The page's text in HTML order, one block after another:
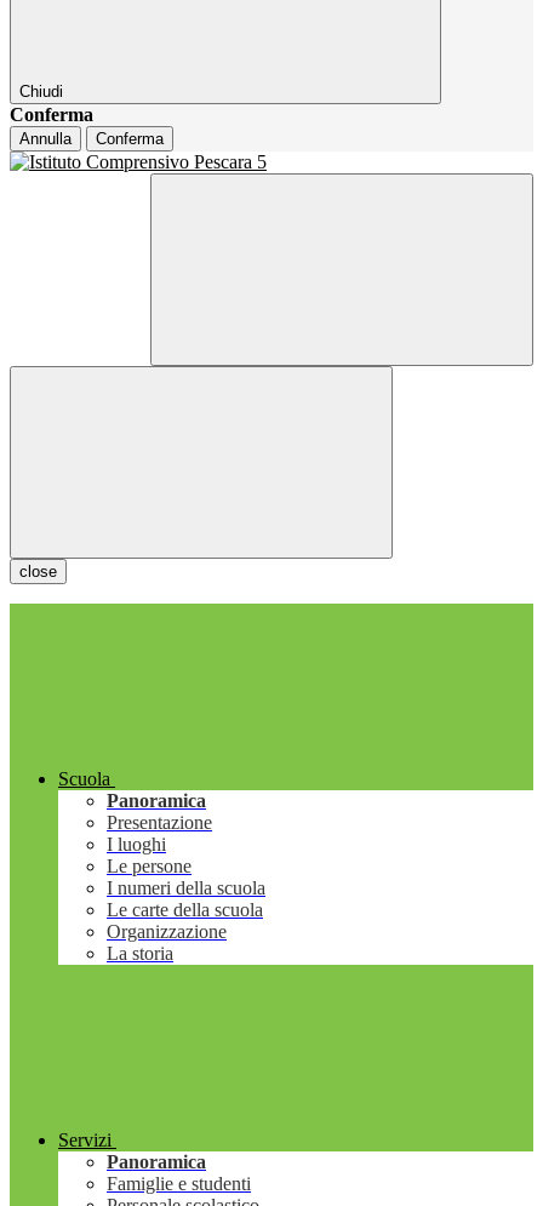
Chiudi
Conferma
Annulla Conferma
close
Scuola
Panoramica
Presentazione
I luoghi
Le persone
I numeri della scuola
Le carte della scuola
Organizzazione
La storia
Servizi
Panoramica
Famiglie e studenti